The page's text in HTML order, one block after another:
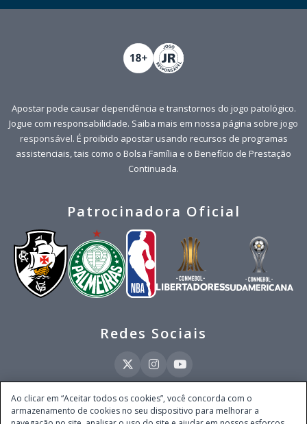
Apostar pode causar dependência e transtornos do jogo patológico.
Jogue com responsabilidade. Saiba mais em nossa página sobre jogo
responsável. É proibido apostar usando recursos de programas
assistenciais, tais como o Bolsa Família e o Benefício de Prestação
Continuada.
Patrocinadora Oficial
Redes Sociais
Este site é operado pela Ventmear Brasil LTDA (CNPJ 52.868.380/0001-84), com
Ao clicar em “Aceitar todos os cookies”, você concorda com o
armazenamento de cookies no seu dispositivo para melhorar a